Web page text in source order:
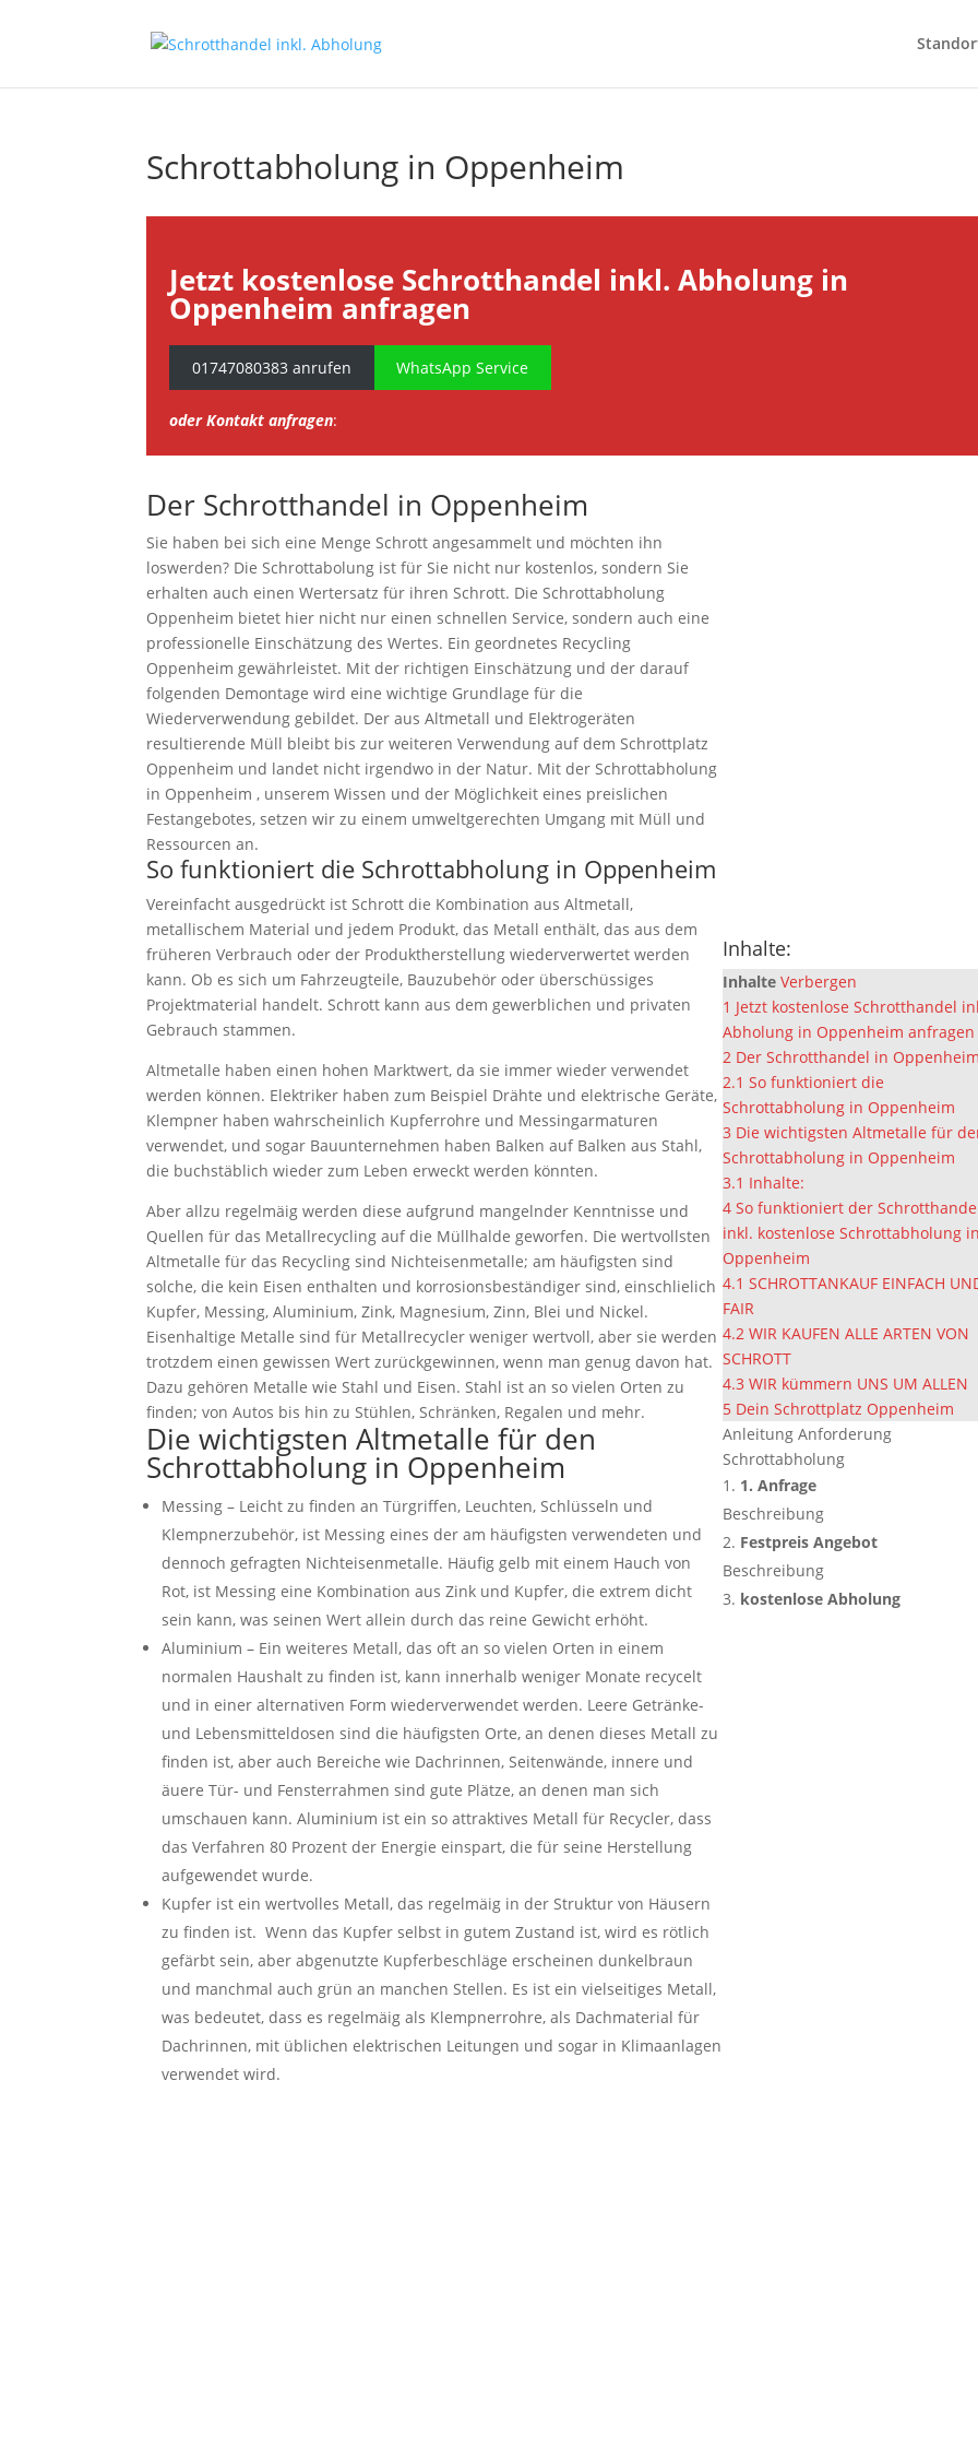
Schrottabholung in Oppenheim
Jetzt kostenlose Schrotthandel inkl. Abholung in
Oppenheim anfragen
01747080383 anrufen WhatsApp Service
oder Kontakt anfragen:
Der Schrotthandel in Oppenheim
Sie haben bei sich eine Menge Schrott angesammelt und möchten ihn
loswerden? Die Schrottabolung ist für Sie nicht nur kostenlos, sondern Sie
erhalten auch einen Wertersatz für ihren Schrott. Die Schrottabholung
Oppenheim bietet hier nicht nur einen schnellen Service, sondern auch eine
professionelle Einschätzung des Wertes. Ein geordnetes Recycling
Oppenheim gewährleistet. Mit der richtigen Einschätzung und der darauf
folgenden Demontage wird eine wichtige Grundlage für die
Wiederverwendung gebildet. Der aus Altmetall und Elektrogeräten
resultierende Müll bleibt bis zur weiteren Verwendung auf dem Schrottplatz
Oppenheim und landet nicht irgendwo in der Natur. Mit der Schrottabholung
in Oppenheim , unserem Wissen und der Möglichkeit eines preislichen
Festangebotes, setzen wir zu einem umweltgerechten Umgang mit Müll und
Ressourcen an.
So funktioniert die Schrottabholung in Oppenheim
Vereinfacht ausgedrückt ist Schrott die Kombination aus Altmetall,
metallischem Material und jedem Produkt, das Metall enthält, das aus dem
früheren Verbrauch oder der Produktherstellung wiederverwertet werden
kann. Ob es sich um Fahrzeugteile, Bauzubehör oder überschüssiges
Projektmaterial handelt. Schrott kann aus dem gewerblichen und privaten
Gebrauch stammen.
Altmetalle haben einen hohen Marktwert, da sie immer wieder verwendet
werden können. Elektriker haben zum Beispiel Drähte und elektrische Geräte,
Klempner haben wahrscheinlich Kupferrohre und Messingarmaturen
verwendet, und sogar Bauunternehmen haben Balken auf Balken aus Stahl,
die buchstäblich wieder zum Leben erweckt werden könnten.
Aber allzu regelmäig werden diese aufgrund mangelnder Kenntnisse und
Quellen für das Metallrecycling auf die Müllhalde geworfen. Die wertvollsten
Altmetalle für das Recycling sind Nichteisenmetalle; am häufigsten sind
solche, die kein Eisen enthalten und korrosionsbeständiger sind, einschlielich
Kupfer, Messing, Aluminium, Zink, Magnesium, Zinn, Blei und Nickel.
Eisenhaltige Metalle sind für Metallrecycler weniger wertvoll, aber sie werden
trotzdem einen gewissen Wert zurückgewinnen, wenn man genug davon hat.
Dazu gehören Metalle wie Stahl und Eisen. Stahl ist an so vielen Orten zu
finden; von Autos bis hin zu Stühlen, Schränken, Regalen und mehr.
Die wichtigsten Altmetalle für den
Schrottabholung in Oppenheim
Messing – Leicht zu finden an Türgriffen, Leuchten, Schlüsseln und
Klempnerzubehör, ist Messing eines der am häufigsten verwendeten und
dennoch gefragten Nichteisenmetalle. Häufig gelb mit einem Hauch von
Rot, ist Messing eine Kombination aus Zink und Kupfer, die extrem dicht
sein kann, was seinen Wert allein durch das reine Gewicht erhöht.
Aluminium – Ein weiteres Metall, das oft an so vielen Orten in einem
normalen Haushalt zu finden ist, kann innerhalb weniger Monate recycelt
und in einer alternativen Form wiederverwendet werden. Leere Getränke-
und Lebensmitteldosen sind die häufigsten Orte, an denen dieses Metall zu
finden ist, aber auch Bereiche wie Dachrinnen, Seitenwände, innere und
äuere Tür- und Fensterrahmen sind gute Plätze, an denen man sich
umschauen kann. Aluminium ist ein so attraktives Metall für Recycler, dass
das Verfahren 80 Prozent der Energie einspart, die für seine Herstellung
aufgewendet wurde.
Kupfer ist ein wertvolles Metall, das regelmäig in der Struktur von Häusern
zu finden ist. Wenn das Kupfer selbst in gutem Zustand ist, wird es rötlich
gefärbt sein, aber abgenutzte Kupferbeschläge erscheinen dunkelbraun
und manchmal auch grün an manchen Stellen. Es ist ein vielseitiges Metall,
was bedeutet, dass es regelmäig als Klempnerrohre, als Dachmaterial für
Dachrinnen, mit üblichen elektrischen Leitungen und sogar in Klimaanlagen
verwendet wird.
Inhalte:
Inhalte Verbergen
1 Jetzt kostenlose Schrotthandel
Abholung in Oppenheim anfragen
2 Der Schrotthandel in Oppenheim
2.1 So funktioniert die
Schrottabholung in Oppenheim
3 Die wichtigsten Altmetalle für
Schrottabholung in Oppenheim
3.1 Inhalte:
4 So funktioniert der
inkl. kostenlose Schrottabholung in
Oppenheim
4.1 SCHROTTANKAUF EINFACH
FAIR
4.2 WIR KAUFEN ALLE ARTEN VON
SCHROTT
4.3 WIR kümmern UNS UM ALLEN
5 Dein Schrottplatz Oppenheim
Anleitung Anforderung
Schrottabholung
1. Anfrage
Beschreibung
Festpreis Angebot
Beschreibung
kostenlose Abholung